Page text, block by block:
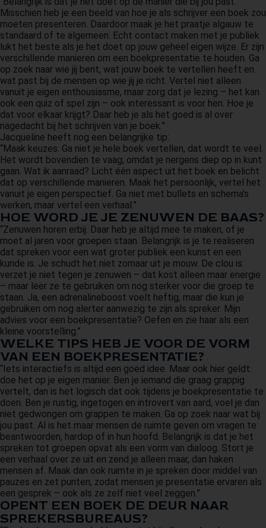
Misschien heb je een beeld van hoe je als schrijver een boek zou
moeten presenteren. Daardoor maak je het praatje algauw te
standaard of te algemeen. Echt contact maken met je publiek
lukt het beste als je het doet op jouw geheel eigen wijze. Er zijn
verschillende manieren om een boekpresentatie te houden. Ga
op zoek naar wie jij bent, wat jouw boek te vertellen heeft en
wat past bij de mensen op wie jij je richt. Vertel niet alleen
vanuit je eigen enthousiasme, maar zorg dat je lezing – het kan
ook een quiz of spel zijn – ook interessant is voor hen. Hoe je
dat voor elkaar krijgt? Daar heb je als het goed is al over
nagedacht bij het schrijven van je boek.”
Jacqueline heeft nog een belangrijke tip:
“Maak keuzes. Ga niet je hele boek vertellen, dat wordt te veel.
Het wordt bovendien te vaag, omdat je nergens diep op in kunt
gaan. Wat ik aanraad? Licht één aspect uit het boek en belicht
dat op verschillende manieren. Maak het persoonlijk, vertel het
vanuit je eigen perspectief. Ga niet met bullets en schema’s
werken, maar vertel een verhaal.”
HOE WORD JE JE ZENUWEN DE BAAS?
“Zenuwen horen erbij. Daar heb je altijd mee te maken, of je
moet al jaren voor groepen staan. Belangrijk is je te realiseren
dat spreken voor een wat groter publiek een kunst en een
kunde is. Je schudt het niet zomaar uit je mouw. De clou is:
verzet je niet tegen je zenuwen – dat kost alleen maar energie
– maar leer ze te gebruiken om nog sterker voor die groep te
staan. Ja, een adrenalineboost voelt heftig, maar die kun je
gebruiken om nog alerter aanwezig te zijn als spreker. Mijn
advies voor een boekpresentatie? Oefen en zie haar als een
kleine voorstelling.”
WELKE TIPS HEB JE VOOR DE VORM
VAN EEN BOEKPRESENTATIE?
“Iets interactiefs is altijd een goed idee. Maar ook hier geldt:
doe het op je eigen manier. Ben je iemand die graag grappig
vertelt, dan is het logisch dat ook tijdens je boekpresentatie te
doen. Ben je rustig, ingetogen en introvert van aard, voel je dan
niet gedwongen om grappen te maken. Ga op zoek naar wat bij
jou past. Al is het maar mensen de ruimte geven om vragen te
beantwoorden, hardop of in hun hoofd. Belangrijk is dat je het
spreken tot groepen opvat als een vorm van dialoog. Stort je
een verhaal over ze uit en zend je alleen maar, dan haken
mensen af. Maak dan ook ruimte in je spreken door middel van
pauzes en zet punten, zodat mensen je presentatie ervaren als
een gesprek – ook als ze zelf niet veel zeggen.”
OPENT EEN BOEK DE DEUR NAAR
SPREKERSBUREAUS?